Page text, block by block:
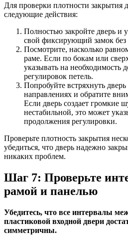
Для проверки плотности закрытия
следующие действия:
Полностью закройте дверь и
свой фиксирующий замок без
Посмотрите, насколько
раме. Если по бокам или
указывать на необходимость
регулировок петель.
Попробуйте встряхнуть
направлениях и обратите
Если дверь создает громкие
нестабильной, это может
продолжения регулировки.
Проверьте плотность закрытия
убедиться, что дверь надежно
никаких проблем.
Шаг 7: Проверьте
рамой и панелью
Убедитесь, что все интервалы
пластиковой входной двери
симметричны.